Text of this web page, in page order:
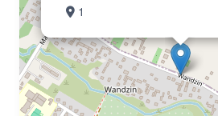
1